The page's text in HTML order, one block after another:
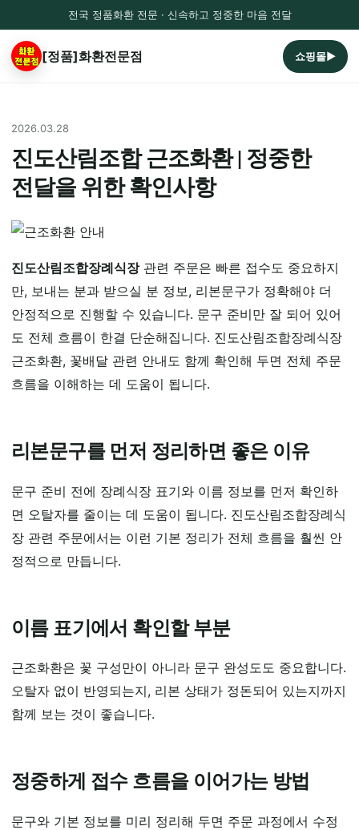
전국 정품화환 전문 · 신속하고 정중한 마음 전달
[정품]화환전문점 쇼핑몰▶
2026.03.28
진도산림조합 근조화환 | 정중한
전달을 위한 확인사항
진도산림조합장례식장관련 주문은 빠른 접수도 중요하지
만, 보내는 분과 받으실 분 정보, 리본문구가 정확해야 더
안정적으로 진행할 수 있습니다. 문구 준비만 잘 되어 있어
도 전체 흐름이 한결 단순해집니다. 진도산림조합장례식장
근조화환, 꽃배달 관련 안내도 함께 확인해 두면 전체 주문
흐름을 이해하는 데 도움이 됩니다.
리본문구를 먼저 정리하면 좋은 이유
문구 준비 전에 장례식장 표기와 이름 정보를 먼저 확인하
면 오탈자를 줄이는 데 도움이 됩니다. 진도산림조합장례식
장 관련 주문에서는 이런 기본 정리가 전체 흐름을 훨씬 안
정적으로 만듭니다.
이름 표기에서 확인할 부분
근조화환은 꽃 구성만이 아니라 문구 완성도도 중요합니다.
오탈자 없이 반영되는지, 리본 상태가 정돈되어 있는지까지
함께 보는 것이 좋습니다.
정중하게 접수 흐름을 이어가는 방법
문구와 기본 정보를 미리 정리해 두면 주문 과정에서 수정